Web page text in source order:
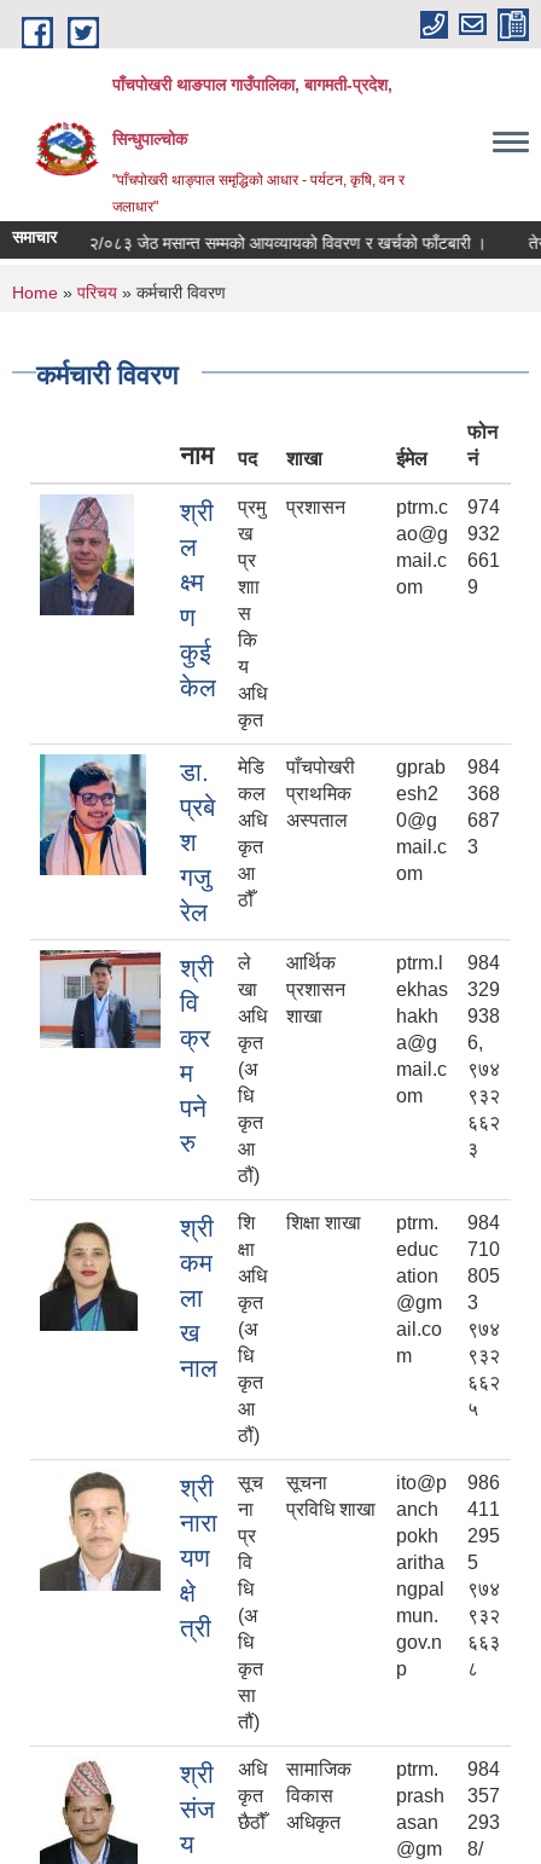
Skip to main content
पाँचपोखरी थाङपाल गाउँपालिका, बागमती-प्रदेश,
सिन्धुपाल्चोक
"पाँचपोखरी थाङ्पाल समृद्धिको आधार - पर्यटन, कृषि, वन र
जलाधार"
समाचार
०८३ जेठ मसान्त सम्मको आयव्यायको विवरण र खर्चको फाँटबारी । तेस्रो
You are here
Home » परिचय » कर्मचारी विवरण
कर्मचारी विवरण
नाम पद शाखा ईमेल
फोन
नं
श्री
ल
क्ष्म
ण
कुई
केल
प्रमु
ख
प्र
शाा
स
कि
य
अधि
कृत
प्रशासन
ptrm.c
ao@g
mail.c
om
974
932
661
9
डा.
प्रबे
श
गजु
रेल
मेडि
कल
अधि
कृत
आ
ठौँ
पाँचपोखरी
प्राथमिक
अस्पताल
gprab
esh2
0@g
mail.c
om
984
368
687
3
श्री
वि
क्र
म
पने
रु
ले
खा
अधि
कृत
(अ
धि
कृत
आ
ठौं)
आर्थिक
प्रशासन
शाखा
ptrm.l
ekhas
hakh
a@g
mail.c
om
984
329
938
6,
९७४
९३२
६६२
३
श्री
कम
ला
ख
नाल
शि
क्षा
अधि
कृत
(अ
धि
कृत
आ
ठौं)
शिक्षा शाखा
ptrm.
educ
ation
@gm
ail.co
m
984
710
805
3
९७४
९३२
६६२
५
श्री
नारा
यण
क्षे
त्री
सूच
ना
प्र
वि
धि
(अ
धि
कृत
सा
तौं)
सूचना
प्रविधि शाखा
ito@p
anch
pokh
aritha
ngpal
mun.
gov.n
p
986
411
295
5
९७४
९३२
६६३
८
श्री
संज
य
अधि
कृत
छैठौँ
सामाजिक
विकास
अधिकृत
ptrm.
prash
asan
@gm
984
357
293
8/